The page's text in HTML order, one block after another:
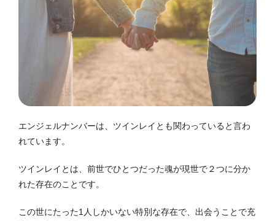
エンジェルナンバーは、ツインレイとも関わっていると言わ
れています。
ツインレイとは、前世でひとつだった魂が現世で２つに分か
れた存在のことです。
この世にたった1人しかいない特別な存在で、出会うことで充